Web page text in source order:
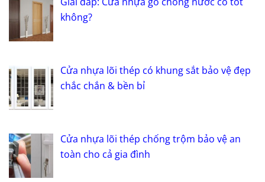
không?
Cửa nhựa lõi thép có khung sắt bảo vệ đẹp
chắc chắn & bền bỉ
Cửa nhựa lõi thép chống trộm bảo vệ an
toàn cho cả gia đình